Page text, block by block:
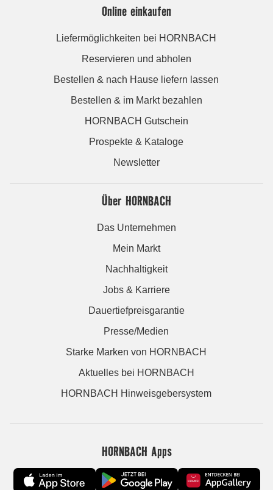
Online einkaufen
Liefermöglichkeiten bei HORNBACH
Reservieren und abholen
Bestellen & nach Hause liefern lassen
Bestellen & im Markt bezahlen
HORNBACH Gutschein
Prospekte & Kataloge
Newsletter
Über HORNBACH
Das Unternehmen
Mein Markt
Nachhaltigkeit
Jobs & Karriere
Dauertiefpreisgarantie
Presse/Medien
Starke Marken von HORNBACH
Aktuelles bei HORNBACH
HORNBACH Hinweisgebersystem
HORNBACH Apps